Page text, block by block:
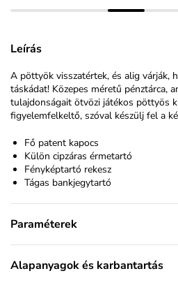
Leírás
A pöttyök visszatértek, és alig várják,
táskádat! Közepes méretű pénztárca,
tulajdonságait ötvözi játékos pöttyös
figyelemfelkeltő, szóval készülj fel a
Fő patent kapocs
Külön cipzáras érmetartó
Fényképtartó rekesz
Tágas bankjegytartó
Paraméterek
Alapanyagok és karbantartás